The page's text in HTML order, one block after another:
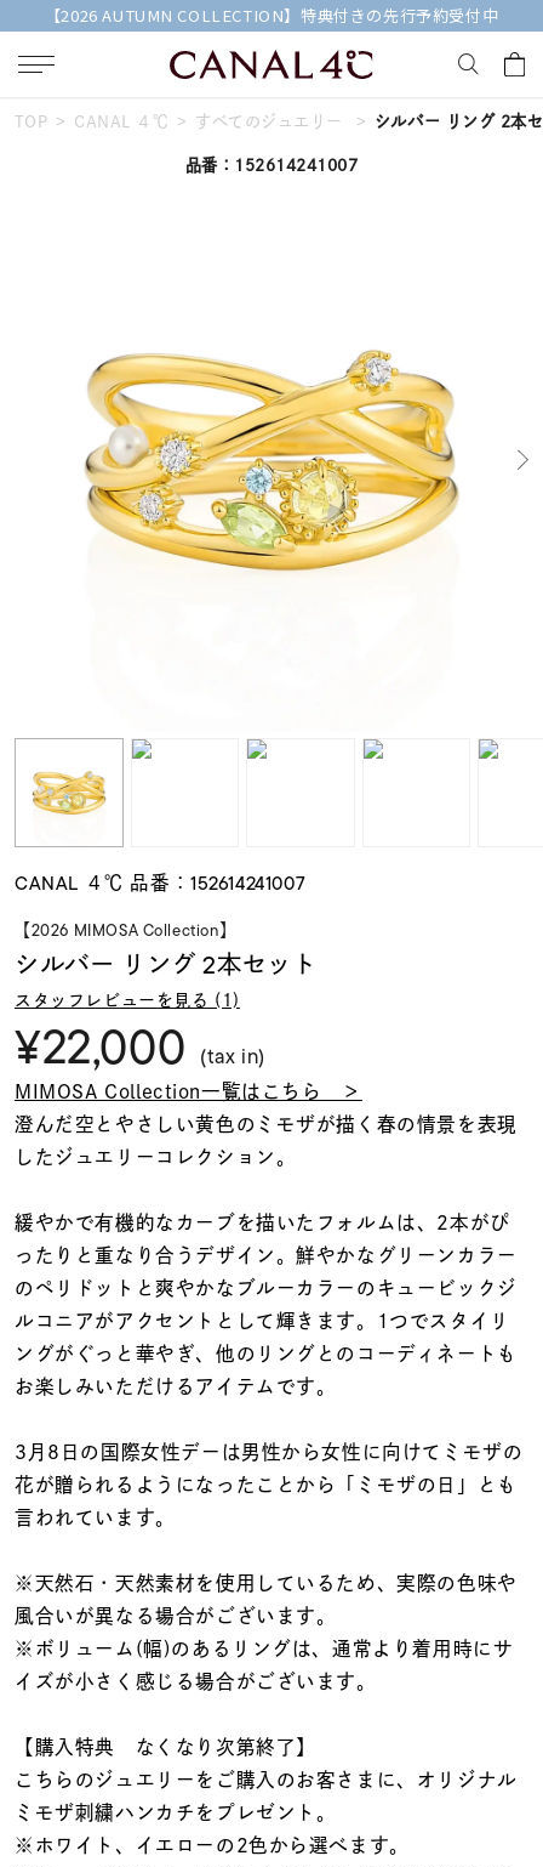
【2026 AUTUMN COLLECTION】特典付きの先行予約受付中
キーワードで検索する
Canal４℃
カテゴリー すべてのジュエリー
ファッションテイス
ト
着用シーン
コレクション
レディース
リングサイズ
～
価格 ¥0
在庫 在庫ありのみ すべて表示
TOP CANAL ４℃ すべてのジュエリー シルバー リング 2本
品番：152614241007
CANAL ４℃ 品番：152614241007
【2026 MIMOSA Collection】
シルバー リング 2本セット
スタッフレビューを見る (1)
¥22,000 (tax in)
MIMOSA Collection一覧はこちら ＞
澄んだ空とやさしい黄色のミモザが描く春の情景を表現
したジュエリーコレクション。
緩やかで有機的なカーブを描いたフォルムは、2本がぴ
ったりと重なり合うデザイン。鮮やかなグリーンカラー
のペリドットと爽やかなブルーカラーのキュービックジ
ルコニアがアクセントとして輝きます。1つでスタイリ
ングがぐっと華やぎ、他のリングとのコーディネートも
お楽しみいただけるアイテムです。
3月8日の国際女性デーは男性から女性に向けてミモザの
花が贈られるようになったことから「ミモザの日」とも
言われています。
※天然石・天然素材を使用しているため、実際の色味や
風合いが異なる場合がございます。
※ボリューム(幅)のあるリングは、通常より着用時にサ
イズが小さく感じる場合がございます。
【購入特典 なくなり次第終了】
こちらのジュエリーをご購入のお客さまに、オリジナル
ミモザ刺繍ハンカチをプレゼント。
※ホワイト、イエローの2色から選べます。